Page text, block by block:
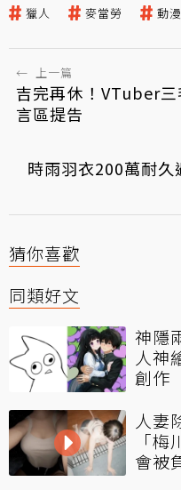
獵人 麥當勞 動漫
← 上一篇
吉完再休！VTuber
言區提告
時雨羽衣200萬耐久
猜你喜歡
同類好文
神隱
人神
創作
人妻
「
會被